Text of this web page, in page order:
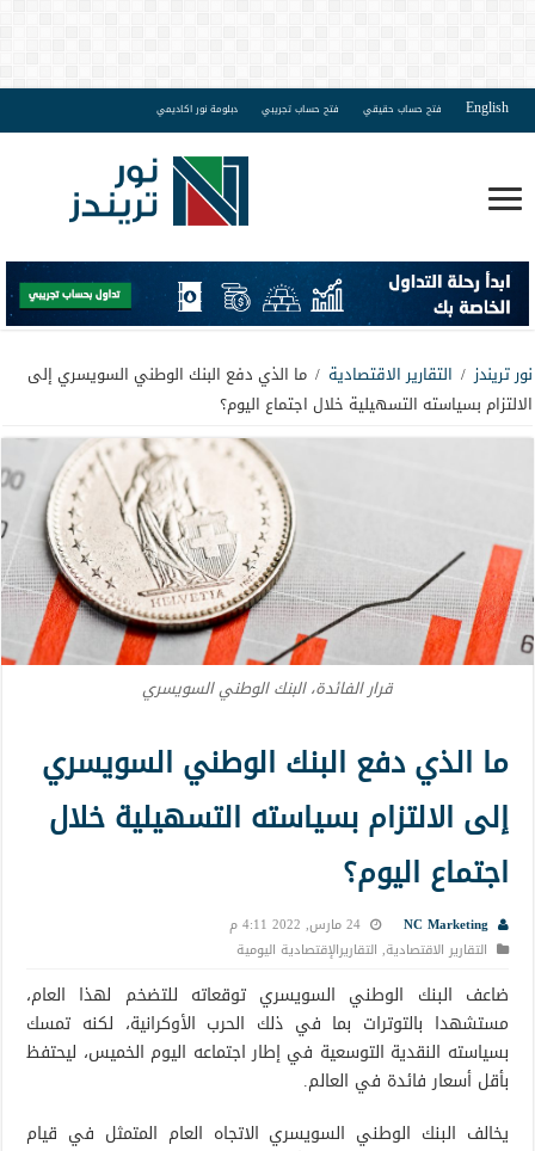
English فتح حساب حقيقي فتح حساب تجريبي دبلومة نور اكاديمي
نور تريندز / التقارير الاقتصادية / ما الذي دفع البنك الوطني السويسري إلى
الالتزام بسياسته التسهيلية خلال اجتماع اليوم؟
قرار الفائدة، البنك الوطني السويسري
ما الذي دفع البنك الوطني السويسري
إلى الالتزام بسياسته التسهيلية خلال
اجتماع اليوم؟
NC Marketing
24 مارس, 2022 4:11 م
التقارير الاقتصادية, التقاريرالإقتصادية اليومية
ضاعف البنك الوطني السويسري توقعاته للتضخم لهذا العام،
مستشهدا بالتوترات بما في ذلك الحرب الأوكرانية، لكنه تمسك
بسياسته النقدية التوسعية في إطار اجتماعه اليوم الخميس، ليحتفظ
بأقل أسعار فائدة في العالم.
يخالف البنك الوطني السويسري الاتجاه العام المتمثل في قيام